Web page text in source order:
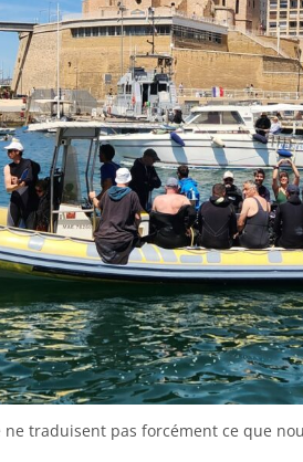
traduisent pas forcément ce que